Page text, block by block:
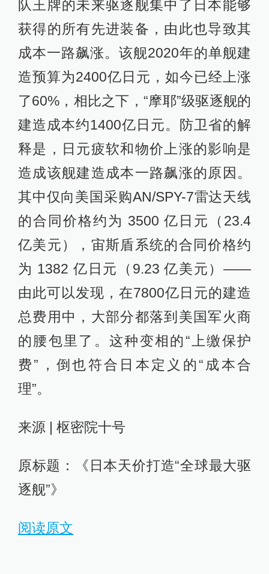
队王牌的未来驱逐舰集中了日本能够
获得的所有先进装备，由此也导致其
成本一路飙涨。该舰2020年的单舰建
造预算为2400亿日元，如今已经上涨
了60%，相比之下，“摩耶”级驱逐舰的
建造成本约1400亿日元。防卫省的解
释是，日元疲软和物价上涨的影响是
造成该舰建造成本一路飙涨的原因。
其中仅向美国采购AN/SPY-7雷达天线
的合同价格约为 3500 亿日元（23.4
亿美元），宙斯盾系统的合同价格约
为 1382 亿日元（9.23 亿美元）——
由此可以发现，在7800亿日元的建造
总费用中，大部分都落到美国军火商
的腰包里了。这种变相的“上缴保护
费”，倒也符合日本定义的“成本合
理”。
来源 | 枢密院十号
原标题：《日本天价打造“全球最大驱
逐舰”》
阅读原文